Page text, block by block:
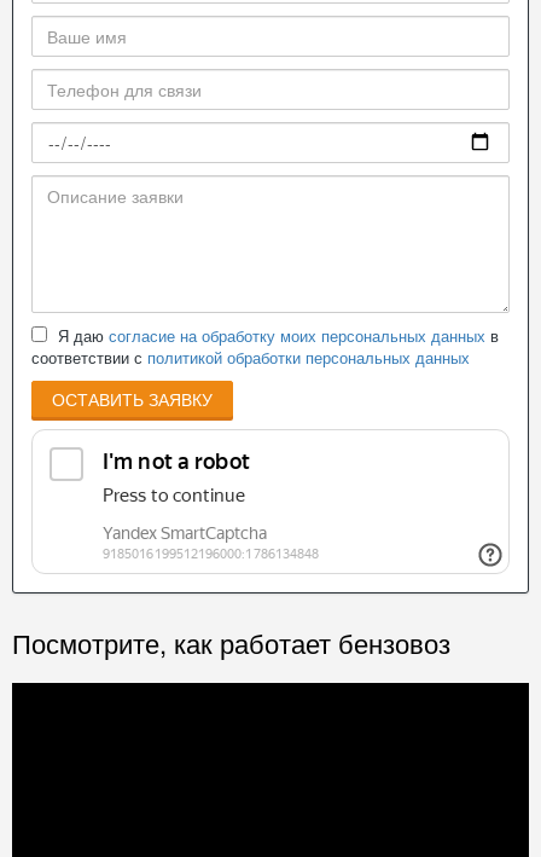
Я даю согласие на обработку моих персональных данных в
соответствии с политикой обработки персональных данных
ОСТАВИТЬ ЗАЯВКУ
Посмотрите, как работает бензовоз